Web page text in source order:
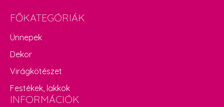
FŐKATEGÓRIÁK
Ünnepek
Dekor
Virágkötészet
Festékek, lakkok
INFORMÁCIÓK